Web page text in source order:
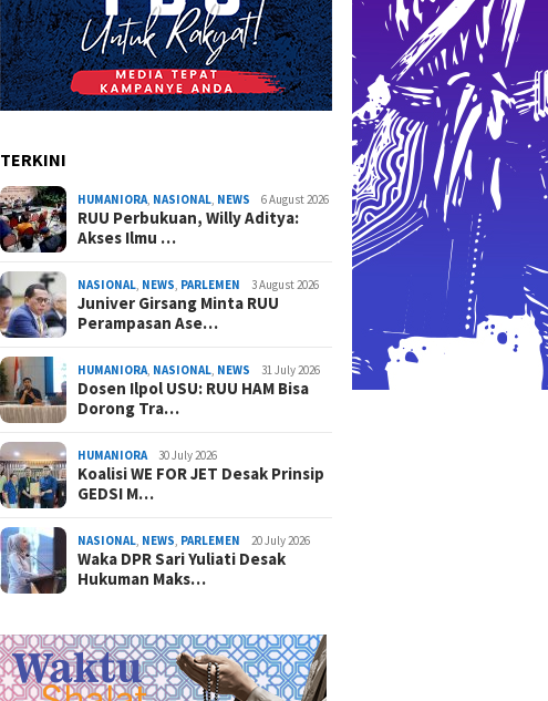
TERKINI
HUMANIORA NASIONAL NEWS 6 August 2026
RUU Perbukuan, Willy Aditya:
Akses Ilmu …
NASIONAL NEWS PARLEMEN 3 August 2026
Juniver Girsang Minta RUU
Perampasan Ase…
HUMANIORA NASIONAL NEWS 31 July 2026
Dosen Ilpol USU: RUU HAM Bisa
Dorong Tra…
HUMANIORA 30 July 2026
Koalisi WE FOR JET Desak Prinsip
GEDSI M…
NASIONAL NEWS PARLEMEN 20 July 2026
Waka DPR Sari Yuliati Desak
Hukuman Maks…